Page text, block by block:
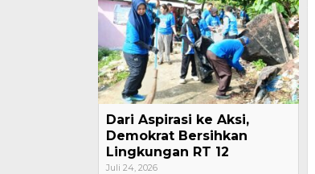
Dari Aspirasi ke Aksi,
Demokrat Bersihkan
Lingkungan RT 12
Juli 24, 2026